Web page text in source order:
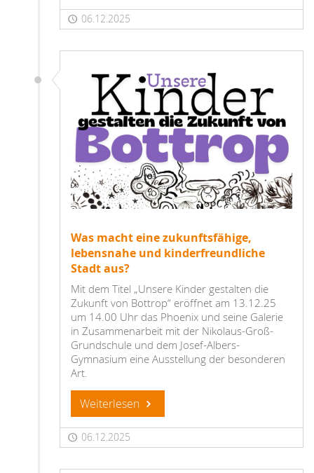
06.12.2025
Was macht eine zukunftsfähige,
lebensnahe und kinderfreundliche
Stadt aus?
Mit dem Titel „Unsere Kinder gestalten die
Zukunft von Bottrop“ eröffnet am 13.12.25
um 14.00 Uhr das Phoenix und seine Galerie
in Zusammenarbeit mit der Nikolaus-Groß-
Grundschule und dem Josef-Albers-
Gymnasium eine Ausstellung der besonderen
Art.
Weiterlesen
06.12.2025